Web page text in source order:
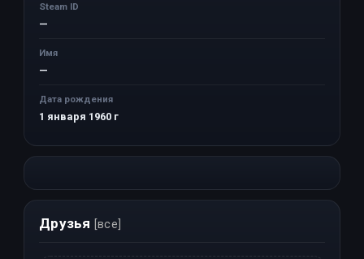
Steam ID
—
Имя
—
Дата рождения
1 января 1960 г
Друзья [все]